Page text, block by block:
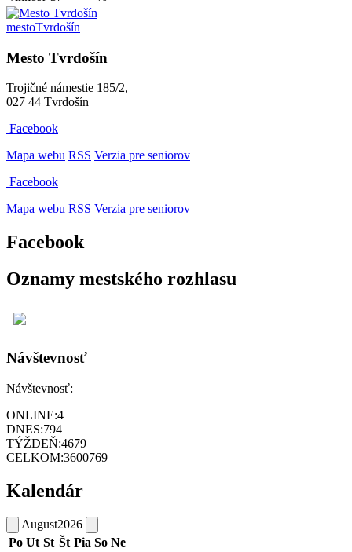
mestoTvrdošín
Mesto Tvrdošín
Trojičné námestie 185/2,
027 44 Tvrdošín
Facebook
Mapa webu RSS Verzia pre seniorov
Facebook
Mapa webu RSS Verzia pre seniorov
Facebook
Oznamy mestského rozhlasu
Návštevnosť
Návštevnosť:
ONLINE:4
DNES:794
TÝŽDEŇ:4679
CELKOM:3600769
Kalendár
August2026
Po Ut St Št Pia So Ne